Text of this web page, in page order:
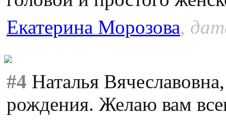
Екатерина Морозова,
#4 Наталья
рождения. Желаю вам